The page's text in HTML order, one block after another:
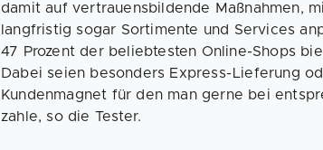
damit auf vertrauensbildende Maßnahmen,
langfristig sogar Sortimente und Services
47 Prozent der beliebtesten Online-Shops
Dabei seien besonders Express-Lieferung
Kundenmagnet für den man gerne bei
zahle, so die Tester.